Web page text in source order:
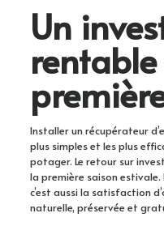
Un
Installer un récupérateur
plus simples et les plus
potager. Le retour sur
la première saison estivale.
c’est aussi la satisfaction
naturelle, préservée et